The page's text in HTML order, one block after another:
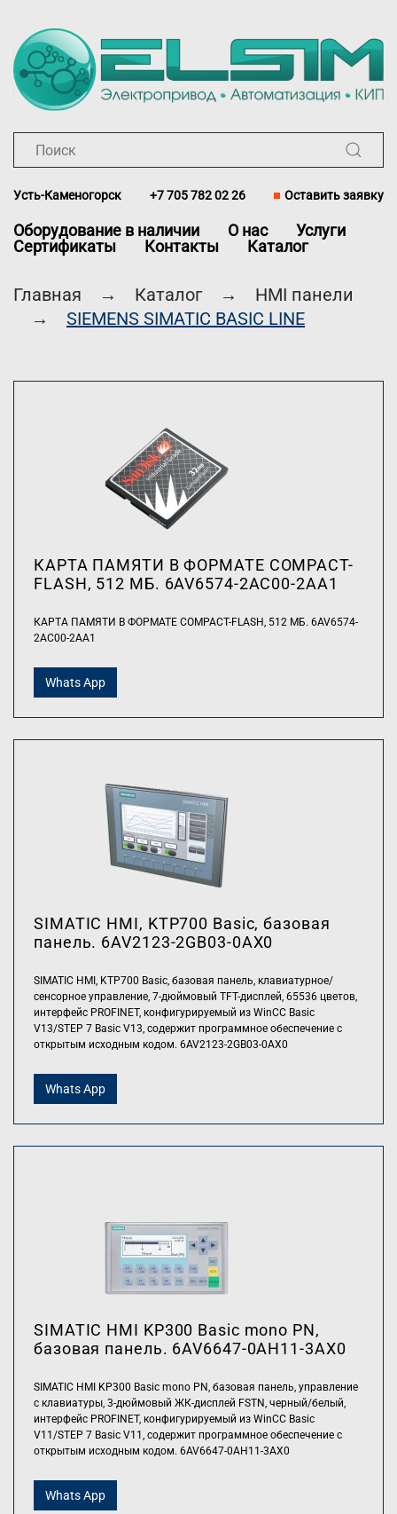
Перейти к содержимому
Усть-Каменогорск +7 705 782 02 26 Оставить заявку
Оборудование в наличии О нас
Услуги
Сертификаты
Контакты Каталог
Главная Каталог
HMI панели
SIEMENS SIMATIC BASIC LINE
КАРТА ПАМЯТИ В ФОРМАТЕ COMPACT-
FLASH, 512 МБ. 6AV6574-2AC00-2AA1
КАРТА ПАМЯТИ В ФОРМАТЕ COMPACT-FLASH, 512 МБ. 6AV6574-
2AC00-2AA1
Whats App
SIMATIC HMI, KTP700 Basic, базовая
панель. 6AV2123-2GB03-0AX0
SIMATIC HMI, KTP700 Basic, базовая панель, клавиатурное/
сенсорное управление, 7-дюймовый TFT-дисплей, 65536 цветов,
интерфейс PROFINET, конфигурируемый из WinCC Basic
V13/STEP 7 Basic V13, содержит программное обеспечение с
открытым исходным кодом. 6AV2123-2GB03-0AX0
Whats App
SIMATIC HMI KP300 Basic mono PN,
базовая панель. 6AV6647-0AH11-3AX0
SIMATIC HMI KP300 Basic mono PN, базовая панель, управление
с клавиатуры, 3-дюймовый ЖК-дисплей FSTN, черный/белый,
интерфейс PROFINET, конфигурируемый из WinCC Basic
V11/STEP 7 Basic V11, содержит программное обеспечение с
открытым исходным кодом. 6AV6647-0AH11-3AX0
Whats App